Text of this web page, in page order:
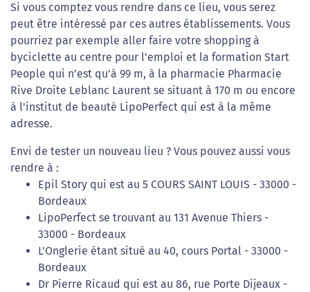
Si vous comptez vous rendre dans ce lieu, vous serez
peut être intéressé par ces autres établissements. Vous
pourriez par exemple aller faire votre shopping à
byciclette au centre pour l'emploi et la formation Start
People qui n'est qu'à 99 m, à la pharmacie Pharmacie
Rive Droite Leblanc Laurent se situant à 170 m ou encore
à l'institut de beauté LipoPerfect qui est à la même
adresse.
Envi de tester un nouveau lieu ? Vous pouvez aussi vous
rendre à :
Epil Story qui est au 5 COURS SAINT LOUIS - 33000 -
Bordeaux
LipoPerfect se trouvant au 131 Avenue Thiers -
33000 - Bordeaux
L'Onglerie étant situé au 40, cours Portal - 33000 -
Bordeaux
Dr Pierre Ricaud qui est au 86, rue Porte Dijeaux -